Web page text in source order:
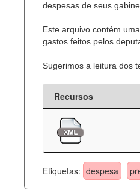
despesas de seus
Este arquivo contém
gastos feitos pelos
Sugerimos a leitura dos
Recursos
Etiquetas: despesa